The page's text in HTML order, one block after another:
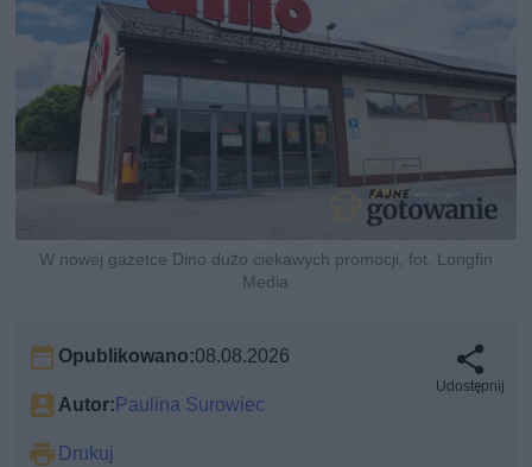
W nowej gazetce Dino dużo ciekawych promocji, fot. Longfin
Media
Opublikowano:08.08.2026
Autor: Paulina Surowiec
Drukuj
Udostępnij